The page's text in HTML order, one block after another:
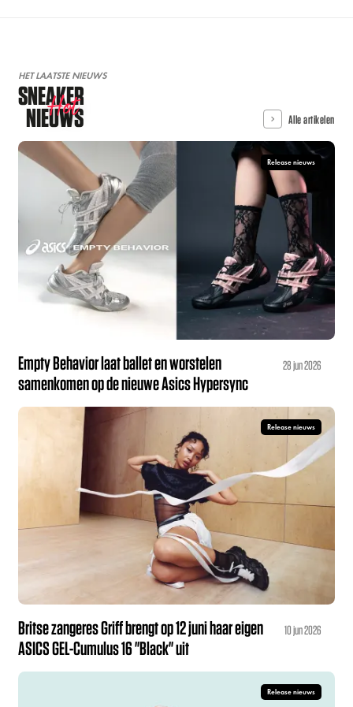
HET LAATSTE NIEUWS
SNEAKER
NIEUWS
Hot Alle artikelen
Release nieuws
Empty Behavior laat ballet en worstelen
samenkomen op de nieuwe Asics Hypersync
28 jun 2026
Release nieuws
Britse zangeres Griff brengt op 12 juni haar eigen
ASICS GEL-Cumulus 16 "Black" uit
10 jun 2026
Release nieuws